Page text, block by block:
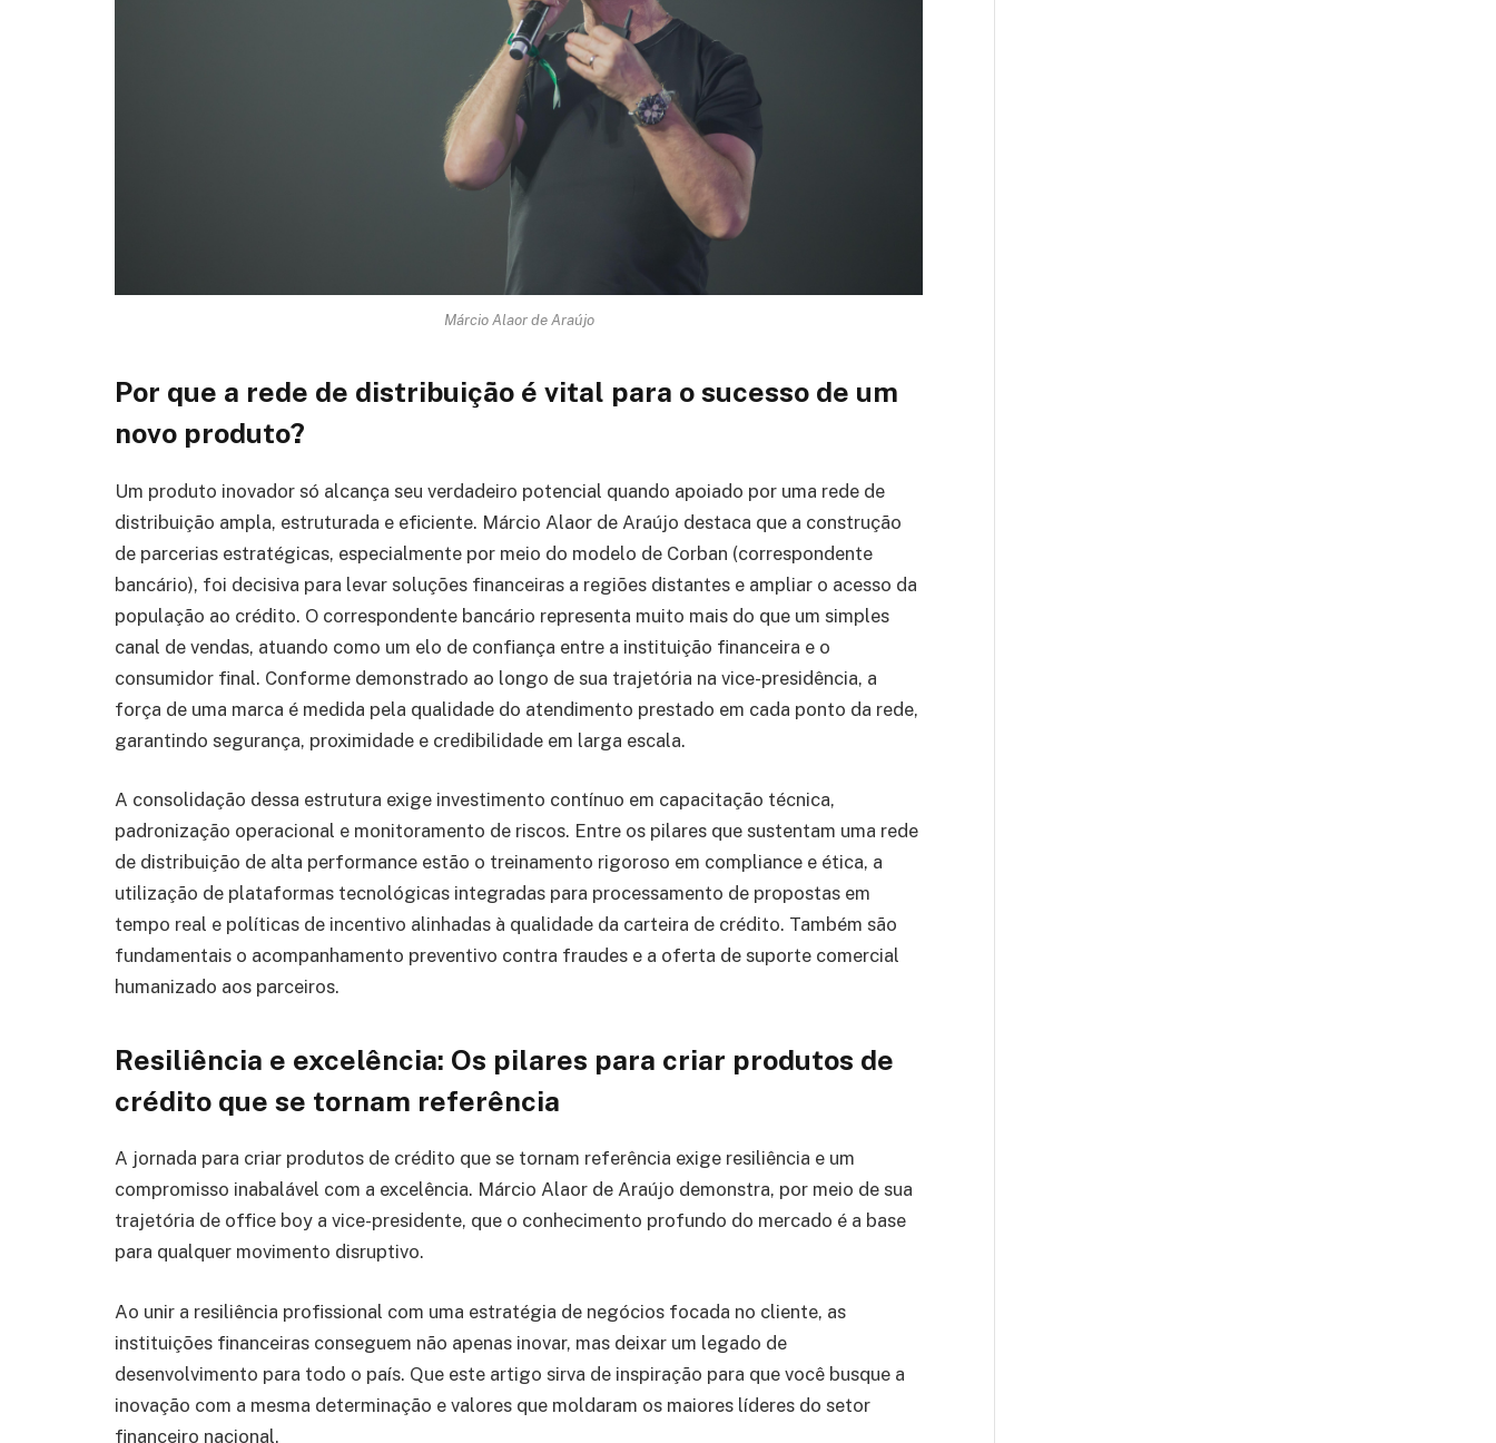
Márcio Alaor de Araújo
Por que a rede de distribuição é vital para o sucesso de um
novo produto?
Um produto inovador só alcança seu verdadeiro potencial quando apoiado por uma rede de
distribuição ampla, estruturada e eficiente. Márcio Alaor de Araújo destaca que a construção
de parcerias estratégicas, especialmente por meio do modelo de Corban (correspondente
bancário), foi decisiva para levar soluções financeiras a regiões distantes e ampliar o acesso da
população ao crédito. O correspondente bancário representa muito mais do que um simples
canal de vendas, atuando como um elo de confiança entre a instituição financeira e o
consumidor final. Conforme demonstrado ao longo de sua trajetória na vice-presidência, a
força de uma marca é medida pela qualidade do atendimento prestado em cada ponto da rede,
garantindo segurança, proximidade e credibilidade em larga escala.
A consolidação dessa estrutura exige investimento contínuo em capacitação técnica,
padronização operacional e monitoramento de riscos. Entre os pilares que sustentam uma rede
de distribuição de alta performance estão o treinamento rigoroso em compliance e ética, a
utilização de plataformas tecnológicas integradas para processamento de propostas em
tempo real e políticas de incentivo alinhadas à qualidade da carteira de crédito. Também são
fundamentais o acompanhamento preventivo contra fraudes e a oferta de suporte comercial
humanizado aos parceiros.
Resiliência e excelência: Os pilares para criar produtos de
crédito que se tornam referência
A jornada para criar produtos de crédito que se tornam referência exige resiliência e um
compromisso inabalável com a excelência. Márcio Alaor de Araújo demonstra, por meio de sua
trajetória de office boy a vice-presidente, que o conhecimento profundo do mercado é a base
para qualquer movimento disruptivo.
Ao unir a resiliência profissional com uma estratégia de negócios focada no cliente, as
instituições financeiras conseguem não apenas inovar, mas deixar um legado de
desenvolvimento para todo o país. Que este artigo sirva de inspiração para que você busque a
inovação com a mesma determinação e valores que moldaram os maiores líderes do setor
financeiro nacional.